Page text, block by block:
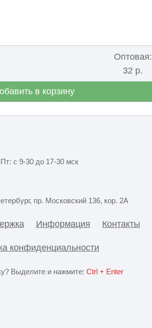
Оптовая:
32 р.
в корзину
с 9-30 до 17-30 мск
пр. Московский 136, кор. 2А
Информация Контакты
конфиденциальности
Выделите и нажмите: Ctrl + Enter